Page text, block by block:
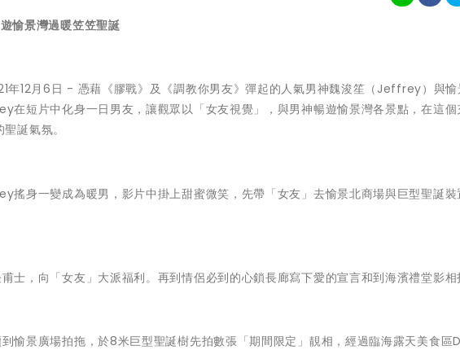
愉景灣過暖笠笠聖誕
年12月6日 - 憑藉《膠戰》及《調教你男友》彈起的人氣男神魏浚笙（Jeffrey）與愉
在短片中化身一日男友，讓觀眾以「女友視覺」，與男神暢遊愉景灣各景點，在這個
誕氣氛。
搖身一變成為暖男，影片中掛上甜蜜微笑，先帶「女友」去愉景北商場與巨型聖誕裝
士，向「女友」大派福利。再到情侶必到的心鎖長廊寫下愛的宣言和到海濱禮堂影相
愉景廣場拍拖，於8米巨型聖誕樹先拍數張「期間限定」靚相，經過臨海露天美食區